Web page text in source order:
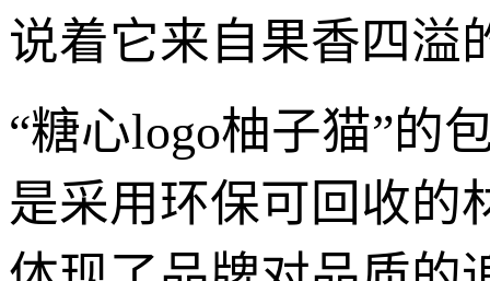
说着它来自果香四溢
“糖心logo柚子猫”的
是采用环保可回收的